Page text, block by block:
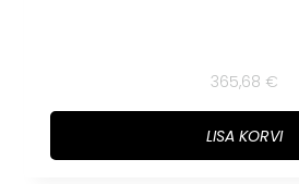
365,68 €
LISA KORVI